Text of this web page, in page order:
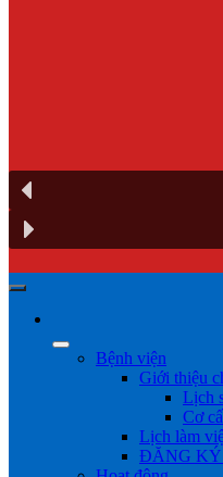
Bệnh viện
Giới thiệu
Lịch
Cơ
Lịch làm
ĐĂNG KÝ